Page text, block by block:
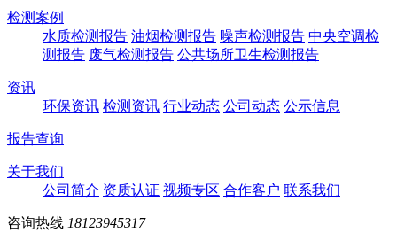
检测案例
水质检测报告 油烟检测报告 噪声检测报告 中央空调检
测报告 废气检测报告 公共场所卫生检测报告
资讯
环保资讯 检测资讯 行业动态 公司动态 公示信息
报告查询
关于我们
公司简介 资质认证 视频专区 合作客户 联系我们
咨询热线 18123945317